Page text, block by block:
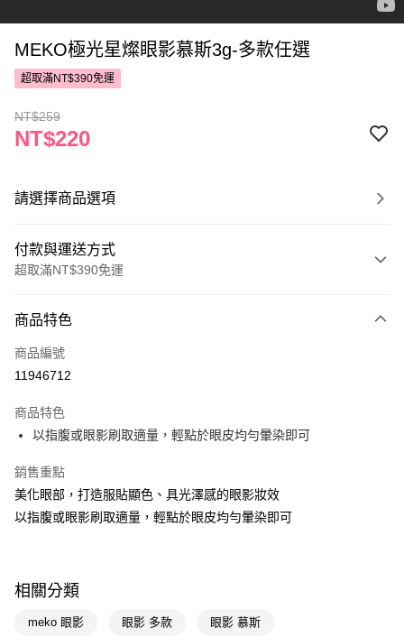
MEKO極光星燦眼影慕斯3g-多款任選
超取滿NT$390免運
NT$259
NT$220
請選擇商品選項
付款與運送方式
超取滿NT$390免運
POYA支付
信用卡一次付款
LINE Pay
Apple Pay
街口支付
AFTEE先享後付
相關說明
商品特色
商品編號
11946712
商品特色
以指腹或眼影刷取適量，輕點於眼皮均勻暈染即可
銷售重點
美化眼部，打造服貼顯色、具光澤感的眼影妝效
以指腹或眼影刷取適量，輕點於眼皮均勻暈染即可
相關分類
meko 眼影 眼影 多款 眼影 慕斯